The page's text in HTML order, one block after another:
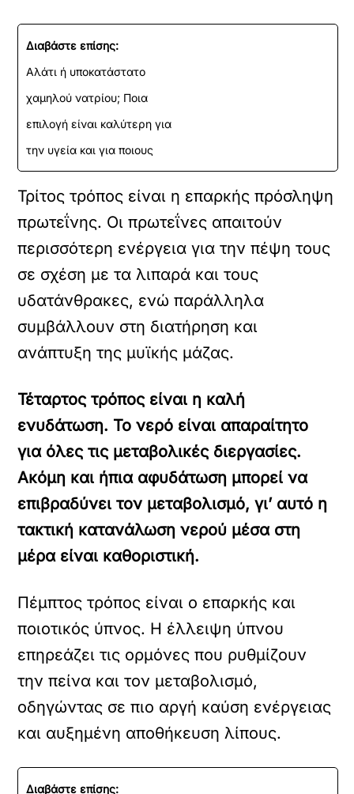
Διαβάστε επίσης:
Αλάτι ή υποκατάστατο
χαμηλού νατρίου; Ποια
επιλογή είναι καλύτερη για
την υγεία και για ποιους
Τρίτος τρόπος είναι η επαρκής πρόσληψη
πρωτεΐνης. Οι πρωτεΐνες απαιτούν
περισσότερη ενέργεια για την πέψη τους
σε σχέση με τα λιπαρά και τους
υδατάνθρακες, ενώ παράλληλα
συμβάλλουν στη διατήρηση και
ανάπτυξη της μυϊκής μάζας.
Τέταρτος τρόπος είναι η καλή
ενυδάτωση. Το νερό είναι απαραίτητο
για όλες τις μεταβολικές διεργασίες.
Ακόμη και ήπια αφυδάτωση μπορεί να
επιβραδύνει τον μεταβολισμό, γι’ αυτό η
τακτική κατανάλωση νερού μέσα στη
μέρα είναι καθοριστική.
Πέμπτος τρόπος είναι ο επαρκής και
ποιοτικός ύπνος. Η έλλειψη ύπνου
επηρεάζει τις ορμόνες που ρυθμίζουν
την πείνα και τον μεταβολισμό,
οδηγώντας σε πιο αργή καύση ενέργειας
και αυξημένη αποθήκευση λίπους.
Διαβάστε επίσης: